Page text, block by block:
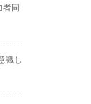
同
識し